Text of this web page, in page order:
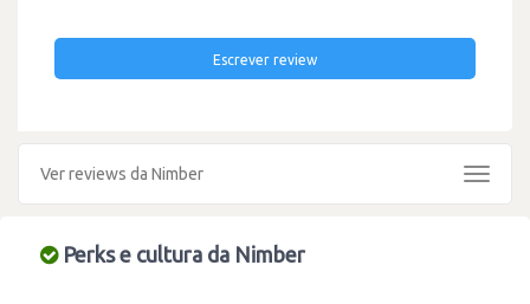
Escrever review
Ver reviews da Nimber
Toggle
Perks e cultura da Nimber